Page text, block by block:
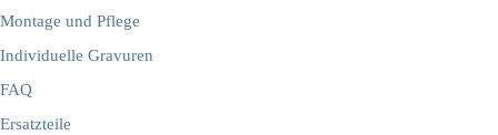
Montage und Pflege
Individuelle Gravuren
FAQ
Ersatzteile